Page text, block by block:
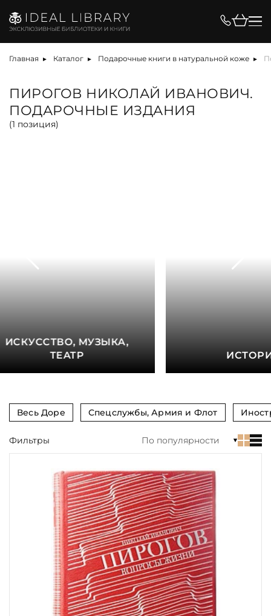
Главная Каталог Подарочные книги в натуральной коже
ПИРОГОВ НИКОЛАЙ ИВАНОВИЧ.
ПОДАРОЧНЫЕ ИЗДАНИЯ
(1 позиция)
ИСКУССТВО, МУЗЫКА,
ТЕАТР
Весь Доре Спецслужбы, Армия и Флот
Цена, ₽
Вид
Язык
Обрез
Тиснение
Пол и возраст
Фильтры По популярности